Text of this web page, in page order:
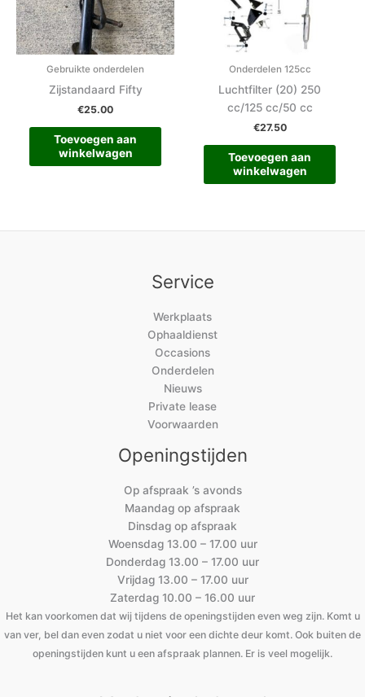
Gebruikte onderdelen
Zijstandaard Fifty
€25.00
Toevoegen aan
winkelwagen
Onderdelen 125cc
Luchtfilter (20) 250
cc/125 cc/50 cc
€27.50
Toevoegen aan
winkelwagen
Service
Werkplaats
Ophaaldienst
Occasions
Onderdelen
Nieuws
Private lease
Voorwaarden
Openingstijden
Op afspraak ’s avonds
Maandag op afspraak
Dinsdag op afspraak
Woensdag 13.00 – 17.00 uur
Donderdag 13.00 – 17.00 uur
Vrijdag 13.00 – 17.00 uur
Zaterdag 10.00 – 16.00 uur
Het kan voorkomen dat wij tijdens de openingstijden even weg zijn. Komt u
van ver, bel dan even zodat u niet voor een dichte deur komt. Ook buiten de
openingstijden kunt u een afspraak plannen. Er is veel mogelijk.